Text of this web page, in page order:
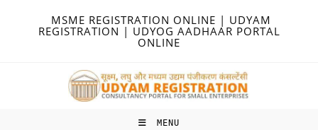
MSME REGISTRATION ONLINE | UDYAM
REGISTRATION | UDYOG AADHAAR PORTAL
ONLINE
MENU